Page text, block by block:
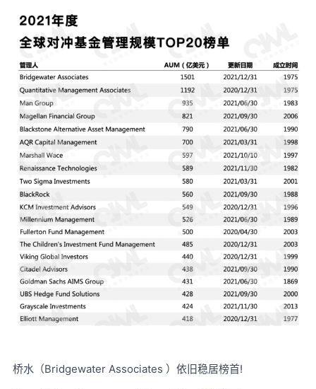
桥水（Bridgewater Associates ）依旧稳居榜首!